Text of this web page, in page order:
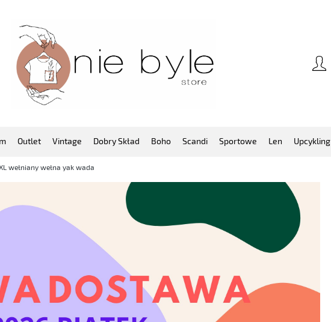
Outlet Vintage Dobry Skład Boho Scandi Sportowe Len Upcykling
wełniany wełna yak wada